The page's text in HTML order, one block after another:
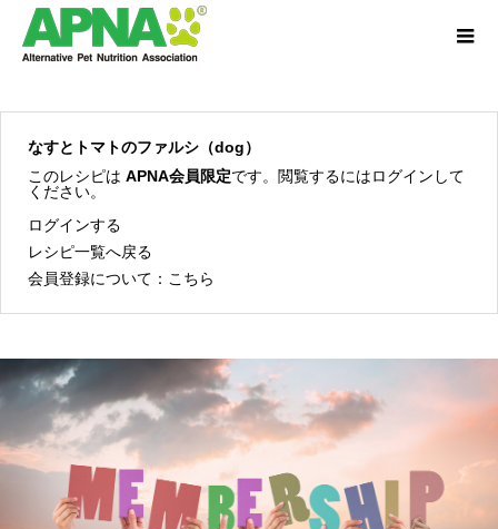
なすとトマトのファルシ（dog）
このレシピは APNA会員限定です。閲覧するにはログインして
ください。
ログインする
レシピ一覧へ戻る
会員登録について： こちら